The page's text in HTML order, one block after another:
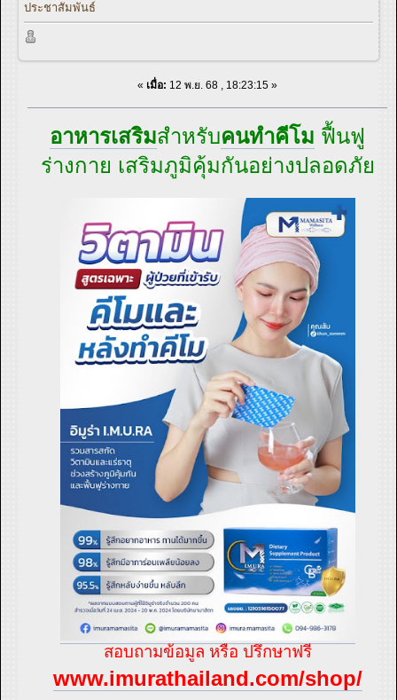
ประชาสัมพันธ์
« เมื่อ: 12 พ.ย. 68 , 18:23:15 »
อาหารเสริมสำหรับคนทำคีโม ฟื้นฟู
ร่างกาย เสริมภูมิคุ้มกันอย่างปลอดภัย
สอบถามข้อมูล หรือ ปรึกษาฟรี
www.imurathailand.com/shop/